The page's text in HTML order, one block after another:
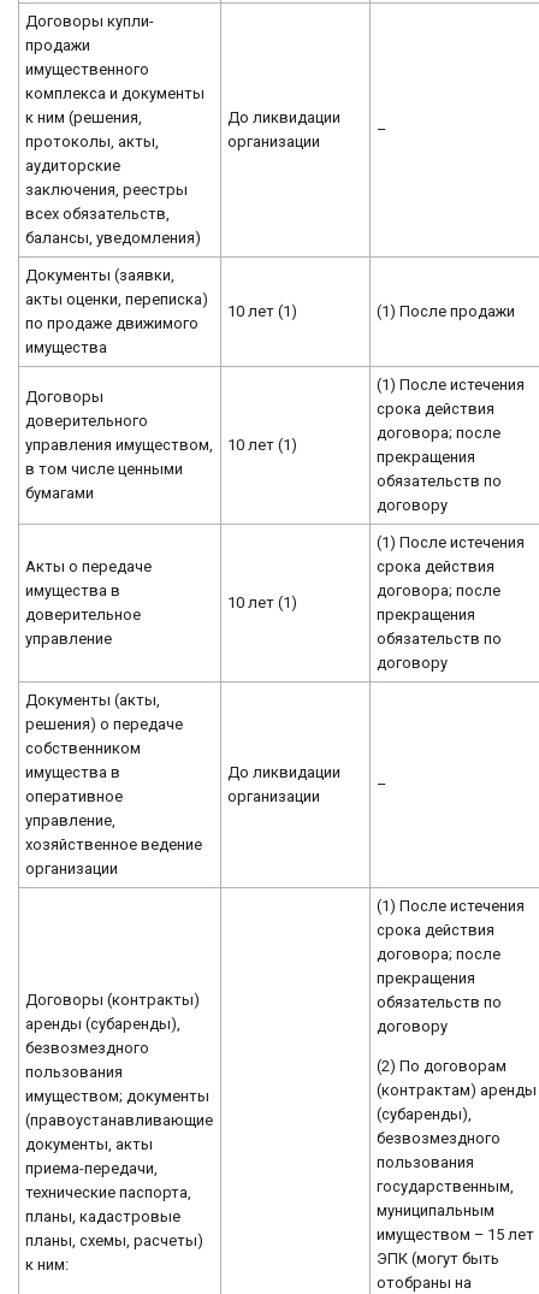
Договоры купли-
продажи
имущественного
комплекса и документы
к ним (решения,
протоколы, акты,
аудиторские
заключения, реестры
всех обязательств,
балансы, уведомления)
До ликвидации
организации
–
Документы (заявки,
акты оценки, переписка)
по продаже движимого
имущества
10 лет (1) (1) После продажи
Договоры
доверительного
управления имуществом,
в том числе ценными
бумагами
10 лет (1)
(1) После истечения
срока действия
договора; после
прекращения
обязательств по
договору
Акты о передаче
имущества в
доверительное
управление
10 лет (1)
(1) После истечения
срока действия
договора; после
прекращения
обязательств по
договору
Документы (акты,
решения) о передаче
собственником
имущества в
оперативное
управление,
хозяйственное ведение
организации
До ликвидации
организации
–
Договоры (контракты)
аренды (субаренды),
безвозмездного
пользования
имуществом; документы
(правоустанавливающие
документы, акты
приема-передачи,
технические паспорта,
планы, кадастровые
планы, схемы, расчеты)
к ним:
(1) После истечения
срока действия
договора; после
прекращения
обязательств по
договору
(2) По договорам
(контрактам) аренды
(субаренды),
безвозмездного
пользования
государственным,
муниципальным
имуществом – 15 лет
ЭПК (могут быть
отобраны на